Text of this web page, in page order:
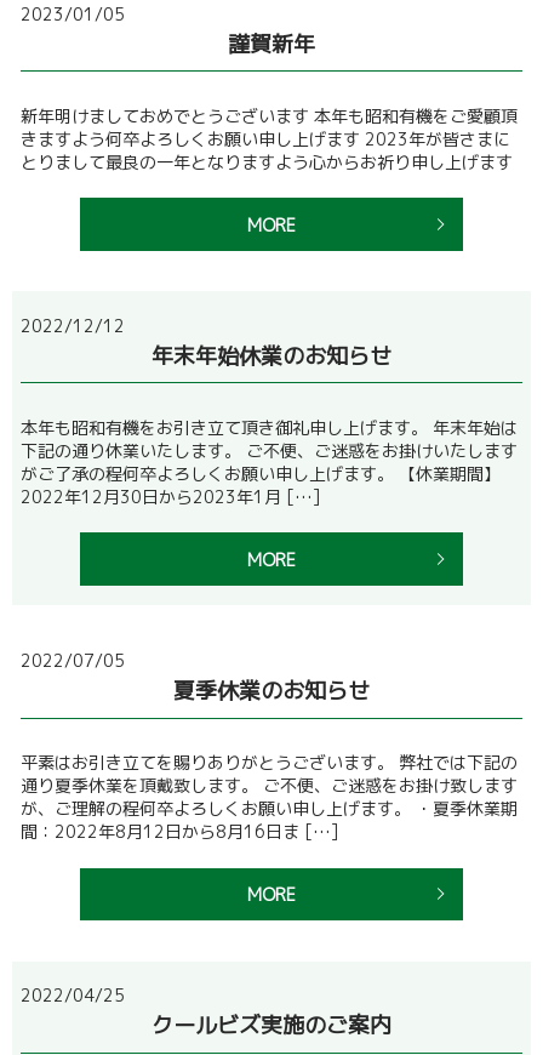
2023/01/05
謹賀新年
新年明けましておめでとうございます 本年も昭和有機をご愛顧頂
きますよう何卒よろしくお願い申し上げます 2023年が皆さまに
とりまして最良の一年となりますよう心からお祈り申し上げます
MORE
2022/12/12
年末年始休業のお知らせ
本年も昭和有機をお引き立て頂き御礼申し上げます。 年末年始は
下記の通り休業いたします。 ご不便、ご迷惑をお掛けいたします
がご了承の程何卒よろしくお願い申し上げます。 【休業期間】
2022年12月30日から2023年1月 […]
MORE
2022/07/05
夏季休業のお知らせ
平素はお引き立てを賜りありがとうございます。 弊社では下記の
通り夏季休業を頂戴致します。 ご不便、ご迷惑をお掛け致します
が、ご理解の程何卒よろしくお願い申し上げます。 ・夏季休業期
間：2022年8月12日から8月16日ま […]
MORE
2022/04/25
クールビズ実施のご案内